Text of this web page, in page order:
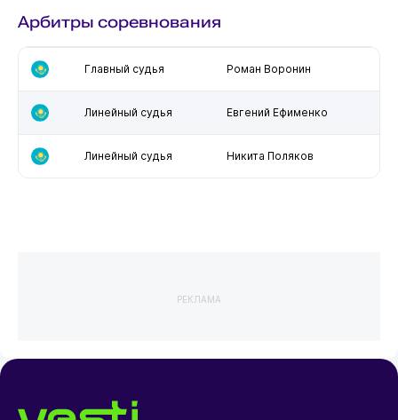
Арбитры соревнования
Главный судья Роман Воронин
Линейный судья Евгений Ефименко
Линейный судья Никита Поляков
РЕКЛАМА